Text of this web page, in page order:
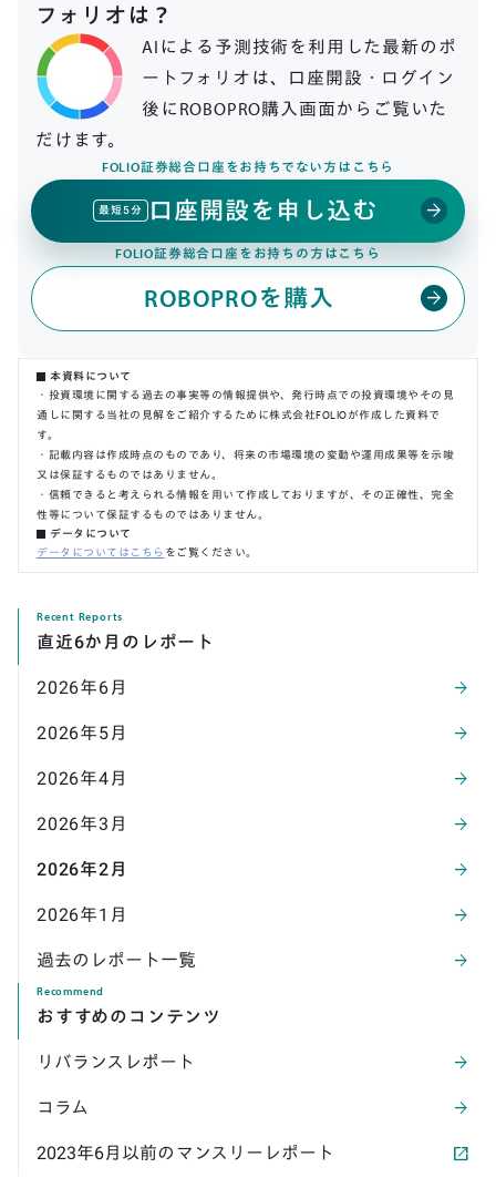
フォリオは？
AIによる予測技術を利用した最新のポ
ートフォリオは、口座開設・ログイン
後にROBOPRO購入画面からご覧いた
だけます。
FOLIO証券総合口座をお持ちでない方はこちら
最短5分 口座開設を申し込む arrow_forward
FOLIO証券総合口座をお持ちの方はこちら
ROBOPROを購入 arrow_forward
本資料について
・投資環境に関する過去の事実等の情報提供や、発行時点での投資環境やその見
通しに関する当社の見解をご紹介するために株式会社FOLIOが作成した資料で
す。
・記載内容は作成時点のものであり、将来の市場環境の変動や運用成果等を示唆
又は保証するものではありません。
・信頼できると考えられる情報を用いて作成しておりますが、その正確性、完全
性等について保証するものではありません。
データについて
データについてはこちら をご覧ください。
Recent Reports
直近6か月のレポート
2026年6月 arrow_forward
2026年5月 arrow_forward
2026年4月 arrow_forward
2026年3 月 arrow_forward
2026年2月 arrow_forward
2026年1 月 arrow_forward
過去のレポート一覧 arrow_forward
Recommend
おすすめのコンテンツ
リバランスレポート arrow_forward
コラム arrow_forward
2023年6月以前のマンスリーレポート open_in_new